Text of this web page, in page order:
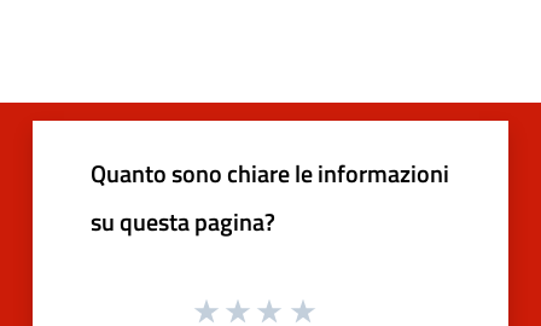
Quanto sono chiare le informazioni
su questa pagina?